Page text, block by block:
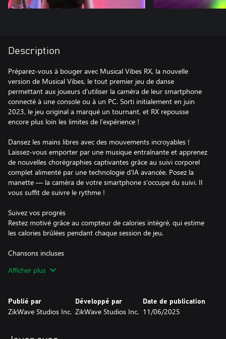
Description
Préparez-vous à bouger avec Musical Vibes RX, la nouvelle
version de Musical Vibes, le tout premier jeu de danse
permettant aux joueurs d’utiliser la caméra de leur smartphone
connecté à une console ou à un PC. Sorti initialement en juin
2023, le jeu original a marqué un tournant, et RX repousse
encore plus loin les limites de l’expérience !
Dansez les mains libres avec des mouvements incroyables !
Laissez-vous emporter par une musique entraînante et apprenez
de nouvelles chorégraphies captivantes grâce au suivi corporel
complet alimenté par une technologie d’IA avancée. Posez la
manette — la caméra de votre smartphone s’occupe du suivi. Il
vous suffit de suivre le rythme !
Suivez vos progrès
Restez motivé grâce au compteur de calories intégré, qui estime
les calories brûlées pendant chaque session de jeu.
Chansons incluses
"Champion Sound (Remix)" par SIZZLA feat. TURBULENCE —
Dancehall
Afficher plus
Publié par
ZikWave Studios Inc.
Développé par
ZikWave Studios Inc.
Date de publication
11/06/2025